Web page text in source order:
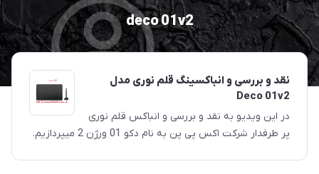
deco 01v2
نقد و بررسی و انباکسینگ قلم نوری مدل
Deco 01v2
در این ویدیو به نقد و بررسی و انباکس قلم نوری
پر طرفدار شرکت اکس پی پن به نام دکو 01 ورژن 2 میپردازیم.